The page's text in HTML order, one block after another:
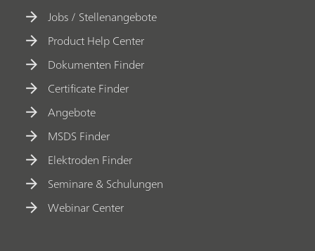
Jobs / Stellenangebote
Product Help Center
Dokumenten Finder
Certificate Finder
Angebote
MSDS Finder
Elektroden Finder
Seminare & Schulungen
Webinar Center